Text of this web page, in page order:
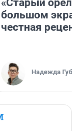
«Старый орел»
большом
честная
Надежда